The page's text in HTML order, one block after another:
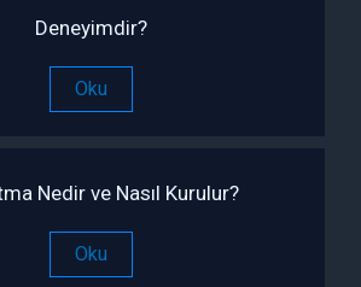
Deneyimdir?
Oku
Nedir ve Nasıl Kurulur?
Oku